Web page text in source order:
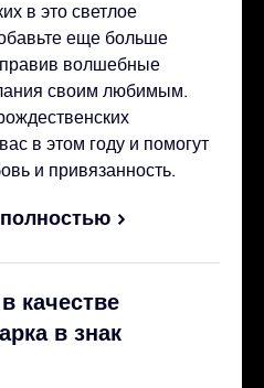
в это светлое
еще больше
волшебные
своим любимым.
в этом году и помогут
и привязанность.
качестве
в знак